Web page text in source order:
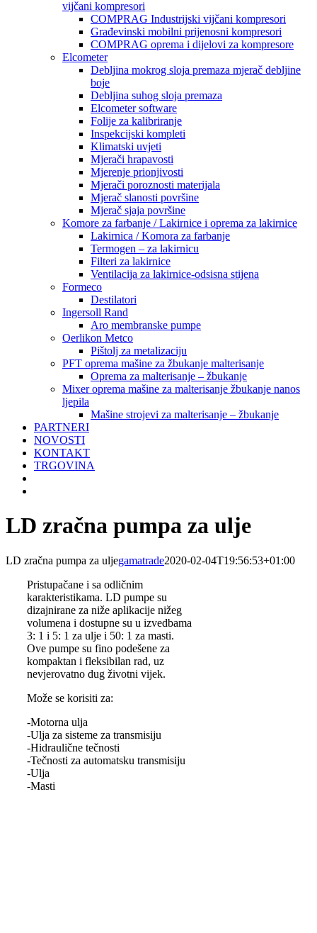
vijčani kompresori
COMPRAG Industrijski vijčani kompresori
Građevinski mobilni prijenosni kompresori
COMPRAG oprema i dijelovi za kompresore
Elcometer
Debljina mokrog sloja premaza mjerač debljine
boje
Debljina suhog sloja premaza
Elcometer software
Folije za kalibriranje
Inspekcijski kompleti
Klimatski uvjeti
Mjerači hrapavosti
Mjerenje prionjivosti
Mjerači poroznosti materijala
Mjerač slanosti površine
Mjerač sjaja površine
Komore za farbanje / Lakirnice i oprema za lakirnice
Lakirnica / Komora za farbanje
Termogen – za lakirnicu
Filteri za lakirnice
Ventilacija za lakirnice-odsisna stijena
Formeco
Destilatori
Ingersoll Rand
Aro membranske pumpe
Oerlikon Metco
Pištolj za metalizaciju
PFT oprema mašine za žbukanje malterisanje
Oprema za malterisanje – žbukanje
Mixer oprema mašine za malterisanje žbukanje nanos
ljepila
Mašine strojevi za malterisanje – žbukanje
PARTNERI
NOVOSTI
KONTAKT
TRGOVINA
LD zračna pumpa za ulje
LD zračna pumpa za uljegamatrade2020-02-04T19:56:53+01:00
Pristupačane i sa odličnim
karakteristikama. LD pumpe su
dizajnirane za niže aplikacije nižeg
volumena i dostupne su u izvedbama
3: 1 i 5: 1 za ulje i 50: 1 za masti.
Ove pumpe su fino podešene za
kompaktan i fleksibilan rad, uz
nevjerovatno dug životni vijek.
Može se korisiti za:
-Motorna ulja
-Ulja za sisteme za transmisiju
-Hidraulične tečnosti
-Tečnosti za automatsku transmisiju
-Ulja
-Masti